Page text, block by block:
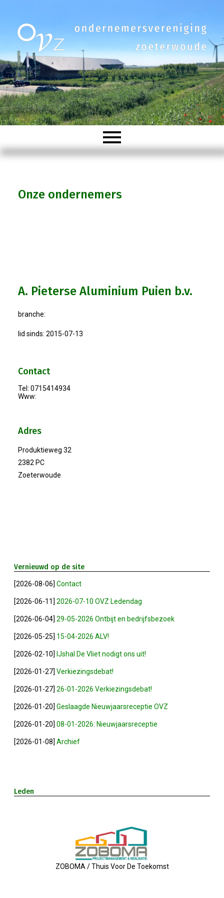
Organisatie
Nieuws
Verkiezingsdebat!
Bezoek Aan Mike Van Bemmelen
Bezoek Aan Swetterhage
Winkeltijden Verruimd
Verslag Van ALV 2024
Nieuwjaarsreceptie In Sfeer
Prachtige (leden-)dag 2023
2023-05-31: Digitaliserings-Vouchers
Notulen ALV 2023
Na 13 Jaar: Hugo Choufour Stopt Als
Eerste Zoeterwoudse
Ledendag 2022: Nieuw Begin
ALV 2022 - Notulen
Onze ondernemers
A. Pieterse Aluminium Puien b.v.
branche:
lid sinds: 2015-07-13
Contact
Tel: 0715414934
Www:
Adres
Produktieweg 32
2382 PC
Zoeterwoude
Vernieuwd op de site
[2026-08-06] Contact
[2026-06-11] 2026-07-10 OVZ Ledendag
[2026-06-04] 29-05-2026 Ontbijt en bedrijfsbezoek
[2026-05-25] 15-04-2026 ALV!
[2026-02-10] IJshal De Vliet nodigt ons uit!
[2026-01-27] Verkiezingsdebat!
[2026-01-27] 26-01-2026 Verkiezingsdebat!
[2026-01-20] Geslaagde Nieuwjaarsreceptie OVZ
[2026-01-20] 08-01-2026: Nieuwjaarsreceptie
[2026-01-08] Archief
Leden
ZOBOMA / Thuis Voor De Toekomst